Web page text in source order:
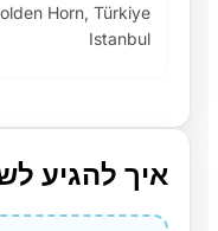
Horn, Türkiye
Istanbul
איך להגיע